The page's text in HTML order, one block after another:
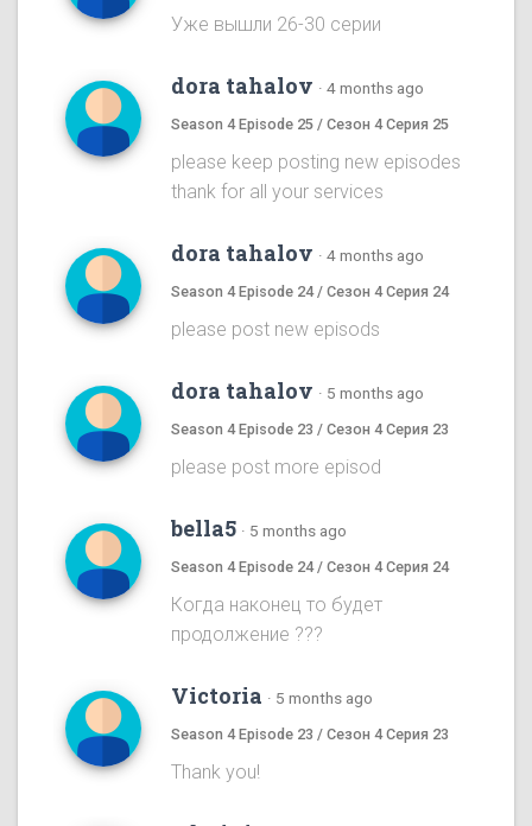
Уже вышли 26-30 серии
dora tahalov · 4 months ago
Season 4 Episode 25 / Сезон 4 Серия 25
please keep posting new episodes
thank for all your services
dora tahalov · 4 months ago
Season 4 Episode 24 / Сезон 4 Серия 24
please post new episods
dora tahalov · 5 months ago
Season 4 Episode 23 / Сезон 4 Серия 23
please post more episod
bella5 · 5 months ago
Season 4 Episode 24 / Сезон 4 Серия 24
Когда наконец то будет
продолжение ???
Victoria · 5 months ago
Season 4 Episode 23 / Сезон 4 Серия 23
Thank you!